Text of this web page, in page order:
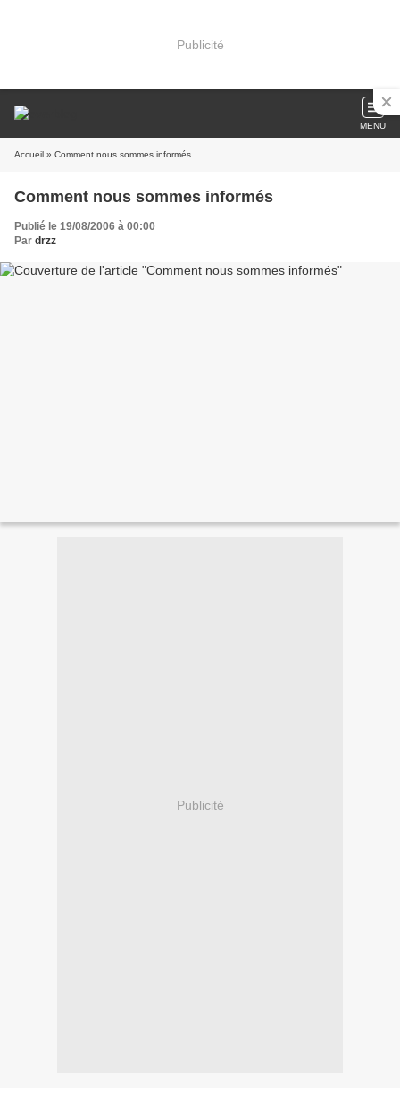
Publicité
MENU
Accueil » Comment nous sommes informés
Comment nous sommes informés
Publié le 19/08/2006 à 00:00
Par drzz
Publicité